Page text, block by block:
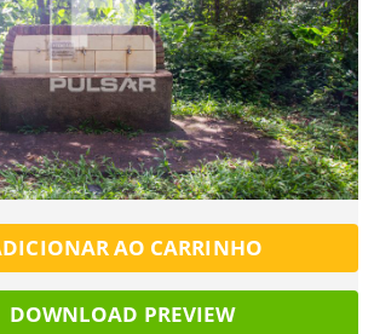
AO CARRINHO
DOWNLOAD PREVIEW
Esqueci a senha
ENTRAR
ENTRAR
ENVIAR
por reCAPTCHA —Privacidade·Termos
SIM
R$ 57,00
R$ 114,00
R$ 171,00